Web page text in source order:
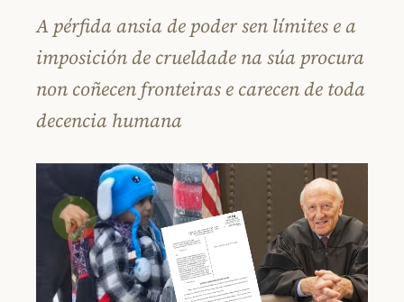
A pérfida ansia de poder sen límites e a
imposición de crueldade na súa procura
non coñecen fronteiras e carecen de toda
decencia humana